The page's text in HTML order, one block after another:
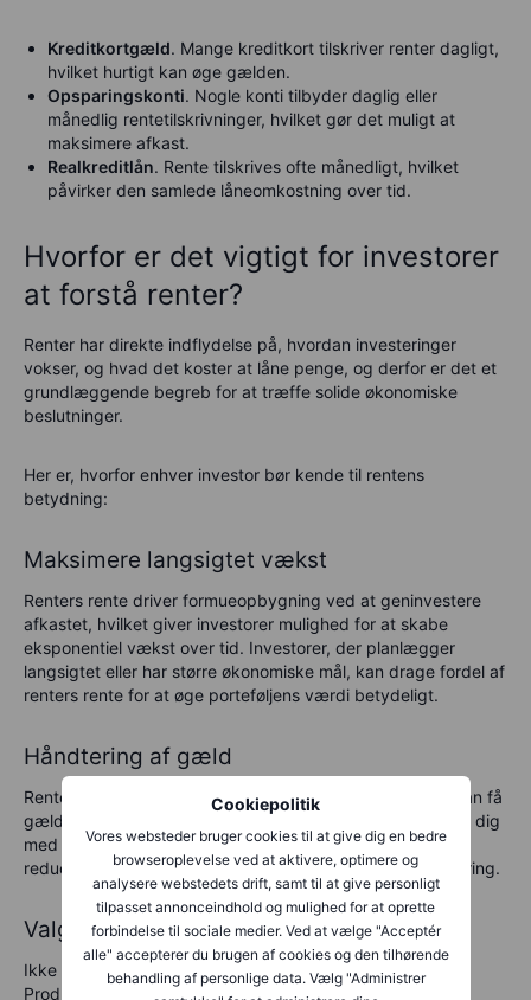
Cookiepolitik
Vores websteder bruger cookies til at give dig en bedre
browseroplevelse ved at aktivere, optimere og
analysere webstedets drift, samt til at give personligt
tilpasset annonceindhold og mulighed for at oprette
forbindelse til sociale medier. Ved at vælge "Acceptér
alle" accepterer du brugen af cookies og den tilhørende
behandling af personlige data. Vælg "Administrer
Kreditkortgæld. Mange kreditkort tilskriver renter dagligt,
hvilket hurtigt kan øge gælden.
Opsparingskonti. Nogle konti tilbyder daglig eller
månedlig rentetilskrivninger, hvilket gør det muligt at
maksimere afkast.
Realkreditlån. Rente tilskrives ofte månedligt, hvilket
påvirker den samlede låneomkostning over tid.
Hvorfor er det vigtigt for investorer
at forstå renter?
Renter har direkte indflydelse på, hvordan investeringer
vokser, og hvad det koster at låne penge, og derfor er det et
grundlæggende begreb for at træffe solide økonomiske
beslutninger.
Her er, hvorfor enhver investor bør kende til rentens
betydning:
Maksimere langsigtet vækst
Renters rente driver formueopbygning ved at geninvestere
afkastet, hvilket giver investorer mulighed for at skabe
eksponentiel vækst over tid. Investorer, der planlægger
langsigtet eller har større økonomiske mål, kan drage fordel af
renters rente for at øge porteføljens værdi betydeligt.
Håndtering af gæld
Renters rente på lån, især ved hyppig rentetilskrivning, kan få
gæld til at stige hurtigt. At forstå denne effekt kan hjælpe dig
med at prioritere tilbagebetaling af gæld med høj rente,
reducere økonomisk pres og frigøre ressourcer til investering.
Valg af den rette investeringsstrategi
Ikke alle investeringer er ens, når det drejer sig om rente.
Produkter med simpel rente, såsom obligationer, giver